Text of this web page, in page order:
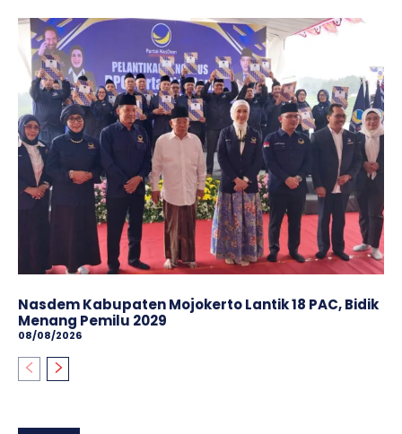
Nasdem Kabupaten Mojokerto Lantik 18 PAC, Bidik
Menang Pemilu 2029
08/08/2026